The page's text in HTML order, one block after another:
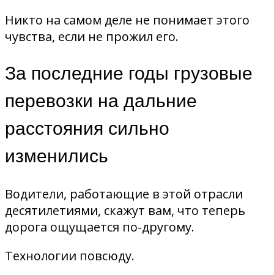
Никто на самом деле не понимает этого
чувства, если не прожил его.
За последние годы грузовые
перевозки на дальние
расстояния сильно
изменились
Водители, работающие в этой отрасли
десятилетиями, скажут вам, что теперь
дорога ощущается по-другому.
Технологии повсюду.